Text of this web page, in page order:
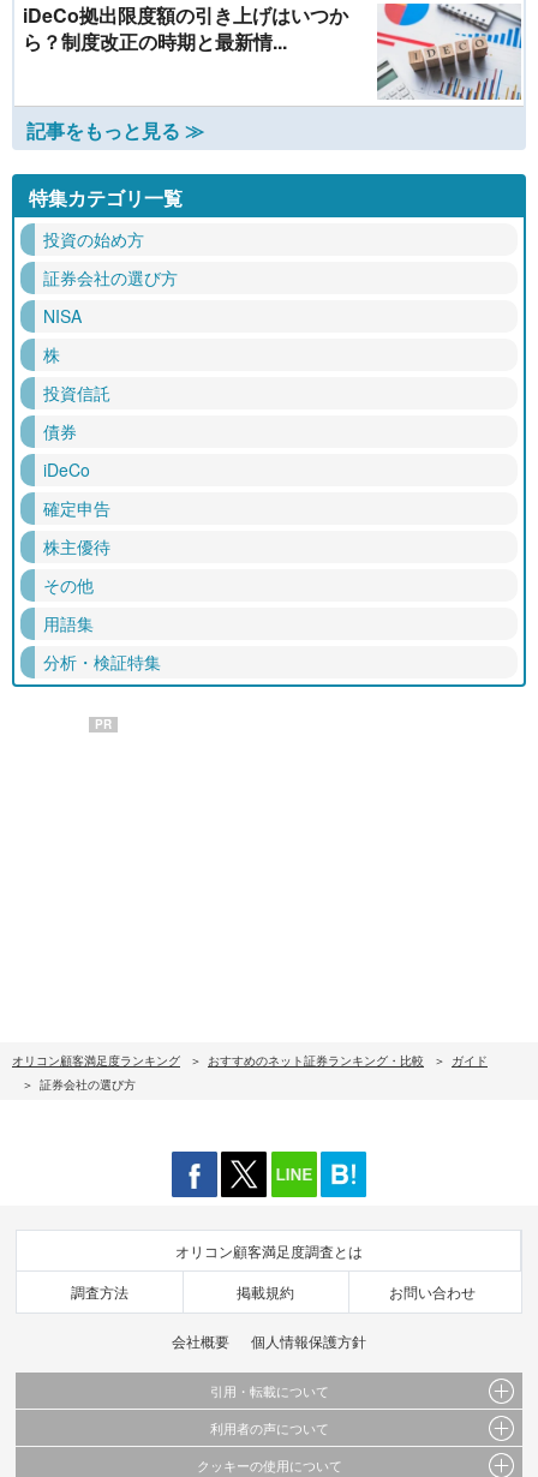
iDeCo拠出限度額の引き上げはいつか
ら？制度改正の時期と最新情...
記事をもっと見る ≫
特集カテゴリ一覧
投資の始め方
証券会社の選び方
NISA
株
投資信託
債券
iDeCo
確定申告
株主優待
その他
用語集
分析・検証特集
PR
オリコン顧客満足度ランキング おすすめのネット証券ランキング・比較
ガイド
証券会社の選び方
オリコン顧客満足度調査とは
調査方法 掲載規約 お問い合わせ
会社概要 個人情報保護方針
引用・転載について
当サイトで公開されている情報（文字、写真、イラスト、画像データ等）及びこれらの配
置・編集および構造などについての著作権は株式会社oricon MEに帰属しております。
利用者の声について
当サイトに掲載している内容はすべてサービスの利用者が提出された見解・感想です。
クッキーの使用について